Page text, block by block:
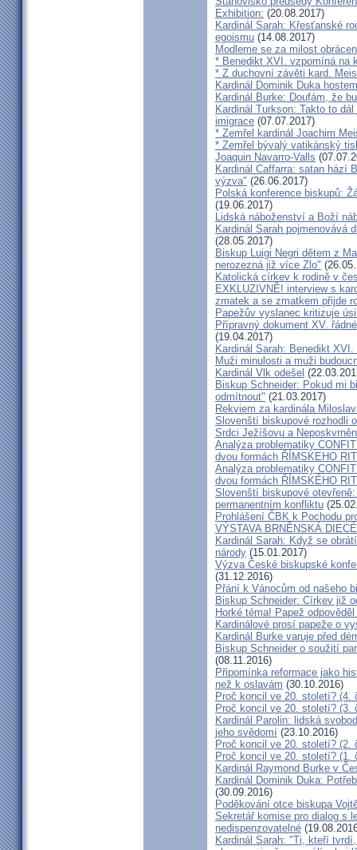
Exhibition: (20.08.2017)
Kardinál Sarah: Křesťanské
egoismu (14.08.2017)
Modleme se za milost
* Benedikt XVI. vzpomíná na
* Z duchovní závěti kard.
Kardinál Dominik Duka
Kardinál Burke: Doufám, že
Kardinál Turkson: Takto to
imigrace (07.07.2017)
* Zemřel kardinál Joachim
* Zemřel bývalý vatikánský
Joaquin Navarro-Valls
Kardinál Caffarra: satan hází
výzva" (26.06.2017)
Polská konference biskupů:
(19.06.2017)
Lidská náboženství a Boží
Kardinál Sarah pojmenovává
(28.05.2017)
Biskup Luigi Negri dětem z
nerozezná již více Zlo"
Katolická církev k rodině v
EXKLUZIVNĚ! interview s
zmatek a se zmatkem přijde
Papežův vyslanec kritizuje
Přípravný dokument XV.
(19.04.2017)
Kardinál Sarah: Benedikt
Muži minulosti a muži
Kardinál Vlk odešel
Biskup Schneider: Pokud mi
odmítnout" (21.03.2017)
Rekviem za kardinála
Slovenští biskupové rozhodli
Srdci Ježíšovu a
Analýza problematiky
dvou formách ŘÍMSKEHO
Analýza problematiky
dvou formách ŘÍMSKÉHO
Slovenští biskupové
permanentním konfliktu
Prohlášení ČBK k Pochodu
VÝSTAVA BRNĚNSKÁ
Kardinál Sarah: Když se
národy (15.01.2017)
Výzva České biskupské
(31.12.2016)
Přání k Vánocům od našeho
Biskup Schneider: Církev již
Horké téma! Papež
Kardinálové prosí papeže o
Kardinál Burke varuje před
Biskup Schneider o soužití
(08.11.2016)
Připomínka reformace jako
než k oslavám (30.10.2016)
Proč koncil ve 20. století? (4.
Proč koncil ve 20. století? (3.
Kardinál Parolin: lidská
jeho svědomí (23.10.2016)
Proč koncil ve 20. století? (2.
Proč koncil ve 20. století? (1.
Kardinál Raymond Burke v
Kardinál Dominik Duka:
(30.09.2016)
Poděkování otce biskupa
Sekretář komise pro dialog s
nedispenzovatelné
Kardinál Sarah: "Ti, kteří